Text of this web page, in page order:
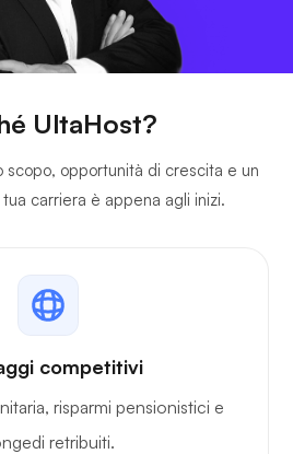
UltaHost?
scopo, opportunità di crescita e un
carriera è appena agli inizi.
competitivi
risparmi pensionistici e
retribuiti.